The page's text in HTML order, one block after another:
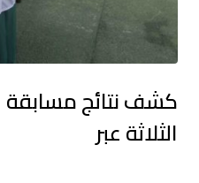
الثلاثة عبر